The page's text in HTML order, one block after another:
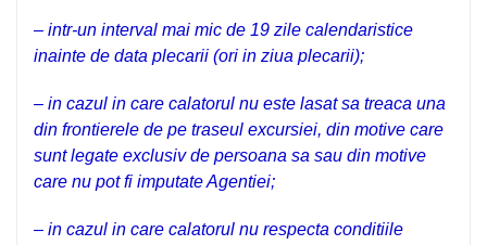
– intr-un interval mai mic de 19 zile calendaristice
inainte de data plecarii (ori in ziua plecarii);
– in cazul in care calatorul nu este lasat sa treaca una
din frontierele de pe traseul excursiei, din motive care
sunt legate exclusiv de persoana sa sau din motive
care nu pot fi imputate Agentiei;
– in cazul in care calatorul nu respecta conditiile